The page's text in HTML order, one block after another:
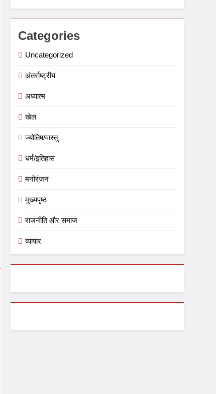
Categories
Uncategorized
अंतर्राष्ट्रीय
अध्यात्म
खेल
ज्योतिष/वास्तु
धर्म/इतिहास
मनोरंजन
मुख्यपृष्ठ
राजनीति और समाज
व्यापार